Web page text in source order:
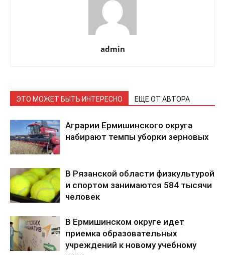
admin
ЭТО МОЖЕТ БЫТЬ ИНТЕРЕСНО ЕЩЕ ОТ АВТОРА
Аграрии Ермишинского округа
набирают темпы уборки зерновых
В Рязанской области физкультурой
и спортом занимаются 584 тысячи
человек
В Ермишинском округе идет
приемка образовательных
учреждений к новому учебному